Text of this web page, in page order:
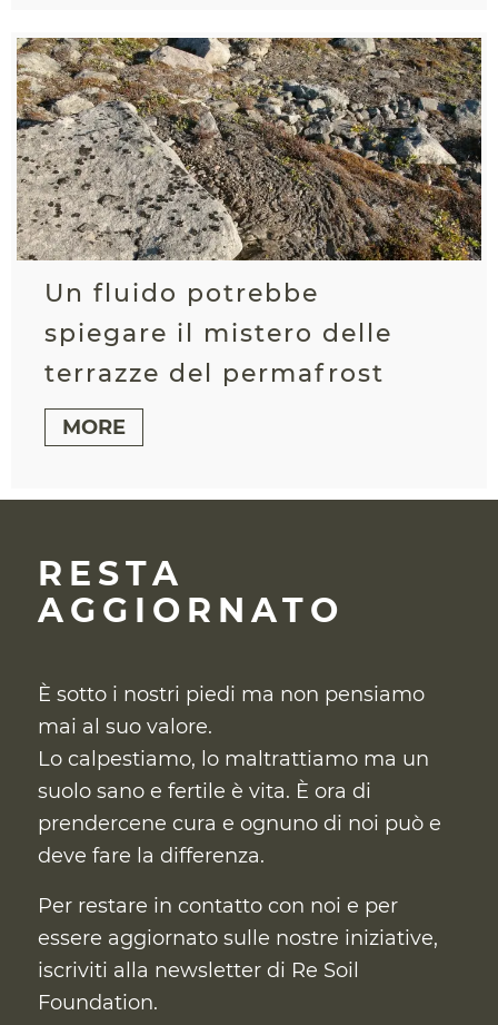
Un fluido potrebbe
spiegare il mistero delle
terrazze del permafrost
MORE
RESTA
AGGIORNATO
È sotto i nostri piedi ma non pensiamo
mai al suo valore.
Lo calpestiamo, lo maltrattiamo ma un
suolo sano e fertile è vita. È ora di
prendercene cura e ognuno di noi può e
deve fare la differenza.
Per restare in contatto con noi e per
essere aggiornato sulle nostre iniziative,
iscriviti alla newsletter di Re Soil
Foundation.